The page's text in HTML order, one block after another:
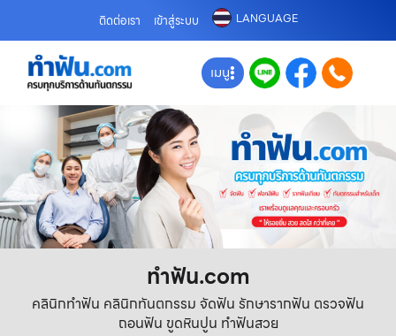
ติดต่อเรา เข้าสู่ระบบ LANGUAGE
เมนู
ทําฟัน.com
คลินิกทำฟัน คลินิกทันตกรรม จัดฟัน รักษารากฟัน ตรวจฟัน
ถอนฟัน ขูดหินปูน ทำฟันสวย